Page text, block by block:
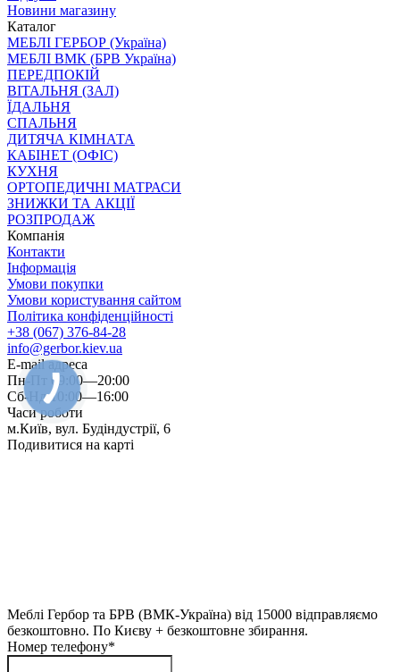
Новини магазину
Каталог
МЕБЛІ ГЕРБОР (Україна)
МЕБЛІ ВМК (БРВ Україна)
ПЕРЕДПОКІЙ
ВІТАЛЬНЯ (ЗАЛ)
ЇДАЛЬНЯ
СПАЛЬНЯ
ДИТЯЧА КІМНАТА
КАБІНЕТ (ОФІС)
КУХНЯ
ОРТОПЕДИЧНІ МАТРАСИ
ЗНИЖКИ ТА АКЦІЇ
РОЗПРОДАЖ
Компанія
Контакти
Інформація
Умови покупки
Умови користування сайтом
Політика конфіденційності
+38 (067) 376-84-28
info@gerbor.kiev.ua
E-mail адреса
Пн-Пт 09:00—20:00
Сб-Нд 10:00—16:00
Часи роботи
м.Київ, вул. Будіндустрії, 6
Подивитися на карті
Меблі Гербор та БРВ (ВМК-Україна) від 15000 відправляємо
безкоштовно. По Києву + безкоштовне збирання.
Номер телефону*